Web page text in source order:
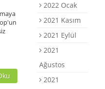
2022 Ocak
2021 Kasım
2021 Eylül
2021
Ağustos
2021